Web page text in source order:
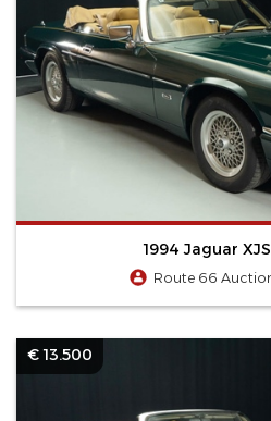
1994 Jaguar
Route 66
€ 13.500